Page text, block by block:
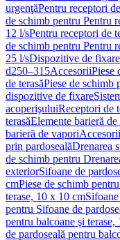
urgenţăPentru receptori
de schimb pentru Pentru
12 l/sPentru receptori de
de schimb pentru Pentru
25 l/sDispozitive de fixare
d250–315AccesoriiPiese
de terasăPiese de schimb
dispozitive de fixare
acoperişuluiReceptori de
terasăElemente barieră
barieră de vaporiAccesorii
prin pardosealăDrenarea
de schimb pentru
exteriorSifoane de
cmPiese de schimb
terase, 10 x 10 cm
pentru Sifoane de
pentru balcoane şi terase,
de pardoseală pentru